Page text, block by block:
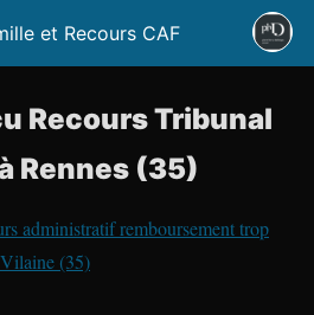
et Recours CAF
Recours Tribunal
Rennes (35)
administratif remboursement trop
(35)